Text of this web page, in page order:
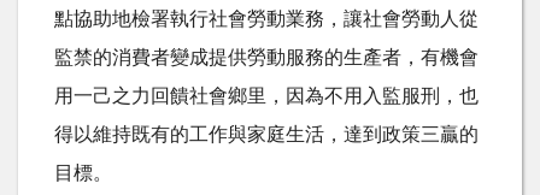
點協助地檢署執行社會勞動業務，讓社會勞動人從
監禁的消費者變成提供勞動服務的生產者，有機會
用一己之力回饋社會鄉里，因為不用入監服刑，也
得以維持既有的工作與家庭生活，達到政策三贏的
目標。